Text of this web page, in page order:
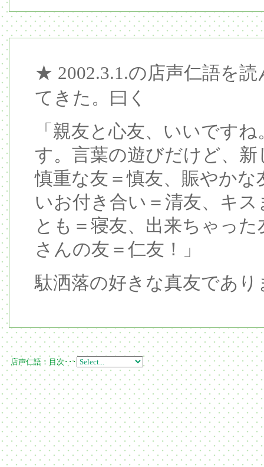
★ 2002.3.1.の店声仁語を
てきた。曰く
「親友と心友、いいです
す。言葉の遊びだけど、
慎重な友＝慎友、賑やか
いお付き合い＝清友、キ
とも＝寝友、出来ちゃっ
さんの友＝仁友！」
駄洒落の好きな真友であり
店声仁語：目次･･･